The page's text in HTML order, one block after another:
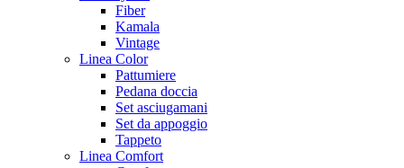
Fiber
Kamala
Vintage
Linea Color
Pattumiere
Pedana doccia
Set asciugamani
Set da appoggio
Tappeto
Linea Comfort